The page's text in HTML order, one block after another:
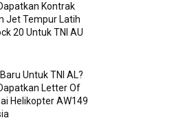
Kontrak
Jet Tempur Latih
20 Untuk TNI AU
Untuk TNI AL?
Letter Of
Helikopter AW149